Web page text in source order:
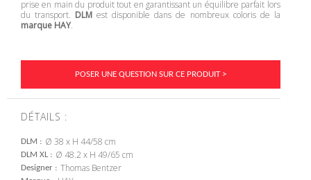
prise en main du produit tout en garantissant un équilibre parfait lors
du transport. DLM est disponible dans de nombreux coloris de la
marque HAY.
POSER UNE QUESTION SUR CE PRODUIT >
DÉTAILS :
DLM Ø 38 x H 44/58 cm
DLM XL Ø 48.2 x H 49/65 cm
Designer Thomas Bentzer